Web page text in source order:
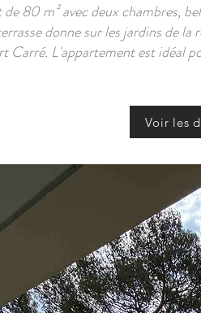
80 m² avec deux chambres,
donne sur les jardins de
Carré. L'appartement est idéal
Voir les
Vacation
Le